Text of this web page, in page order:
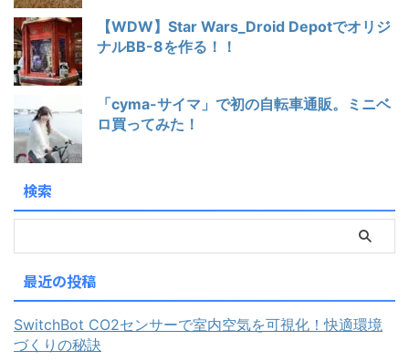
【WDW】Star Wars_Droid Depotでオリジ
ナルBB-8を作る！！
「cyma-サイマ」で初の自転車通販。ミニベ
ロ買ってみた！
検索
最近の投稿
SwitchBot CO2センサーで室内空気を可視化！快適環境
づくりの秘訣